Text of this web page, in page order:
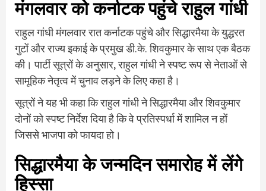
मंगलवार को कर्नाटक पहुंचे राहुल गांधी
राहुल गांधी मंगलवार रात कर्नाटक पहुंचे और सिद्धारमैया के युद्धरत
गुटों और राज्य इकाई के प्रमुख डी.के. शिवकुमार के साथ एक बैठक
की। पार्टी सूत्रों के अनुसार, राहुल गांधी ने स्पष्ट रूप से नेताओं से
सामूहिक नेतृत्व में चुनाव लड़ने के लिए कहा है।
सूत्रों ने यह भी कहा कि राहुल गांधी ने सिद्धारमैया और शिवकुमार
दोनों को स्पष्ट निर्देश दिया है कि वे प्रतिस्पर्धा में शामिल न हों
जिससे भाजपा को फायदा हो।
सिद्धारमैया के जन्मदिन समारोह में लेंगे
हिस्सा